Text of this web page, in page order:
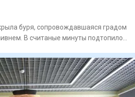
буря, сопровождавшая­ся градом
В считаные минуты подтопило